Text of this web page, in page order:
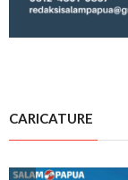
CARICATURE